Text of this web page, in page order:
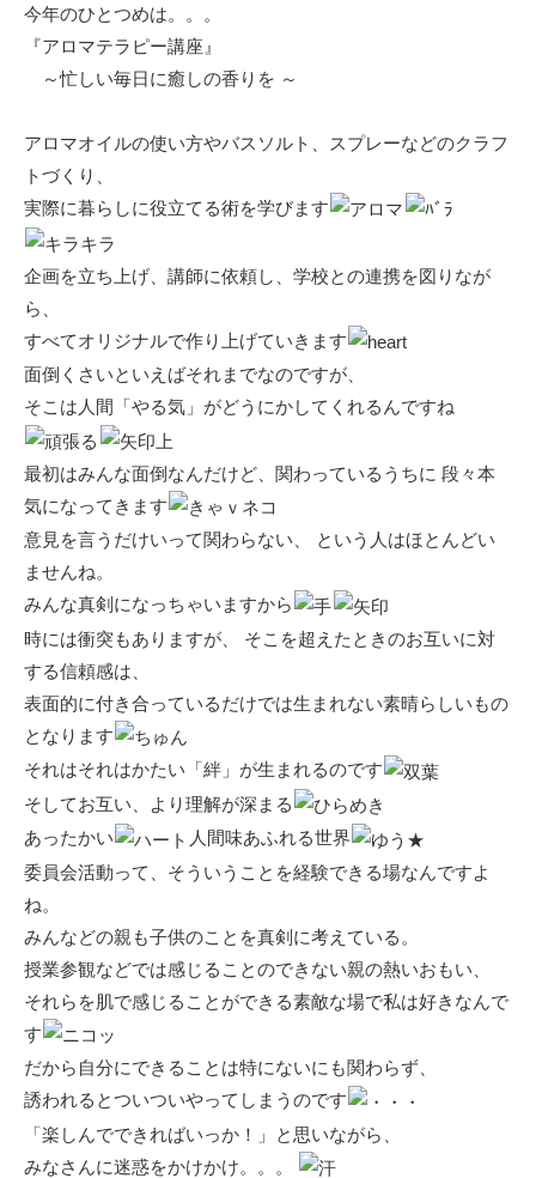
今年のひとつめは。。。
『アロマテラピー講座』
～忙しい毎日に癒しの香りを ～
アロマオイルの使い方やバスソルト、スプレーなどのクラフ
トづくり、
実際に暮らしに役立てる術を学びます
企画を立ち上げ、講師に依頼し、学校との連携を図りなが
ら、
すべてオリジナルで作り上げていきます
面倒くさいといえばそれまでなのですが、
そこは人間「やる気」がどうにかしてくれるんですね
最初はみんな面倒なんだけど、関わっているうちに 段々本
気になってきます
意見を言うだけいって関わらない、 という人はほとんどい
ませんね。
みんな真剣になっちゃいますから
時には衝突もありますが、 そこを超えたときのお互いに対
する信頼感は、
表面的に付き合っているだけでは生まれない素晴らしいもの
となります
それはそれはかたい「絆」が生まれるのです
そしてお互い、より理解が深まる
あったかい
人間味あふれる世界
委員会活動って、そういうことを経験できる場なんですよ
ね。
みんなどの親も子供のことを真剣に考えている。
授業参観などでは感じることのできない親の熱いおもい、
それらを肌で感じることができる素敵な場で私は好きなんで
す
だから自分にできることは特にないにも関わらず、
誘われるとついついやってしまうのです
「楽しんでできればいっか！」と思いながら、
みなさんに迷惑をかけかけ。。。